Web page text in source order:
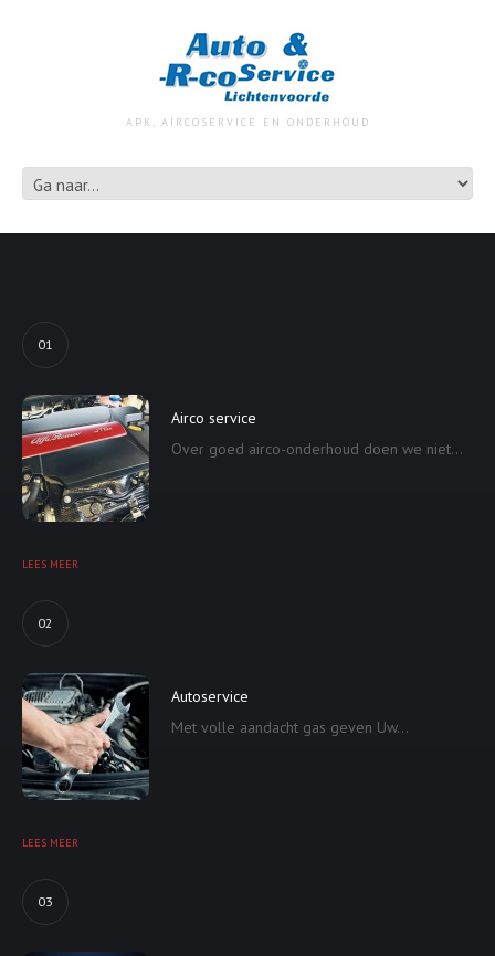
APK, AIRCOSERVICE EN ONDERHOUD
01
Airco service
Over goed airco-onderhoud doen we niet...
LEES MEER
02
Autoservice
Met volle aandacht gas geven Uw...
LEES MEER
03